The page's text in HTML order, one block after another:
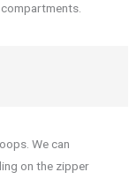
We can
on the zipper